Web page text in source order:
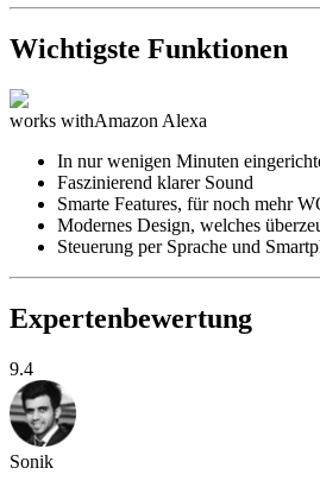
Wichtigste Funktionen
works withAmazon Alexa
In nur wenigen Minuten
Faszinierend klarer Sound
Smarte Features, für noch mehr
Modernes Design, welches
Steuerung per Sprache und
Expertenbewertung
9.4
Sonik